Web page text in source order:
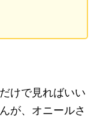
けで見ればいい
が、オニールさ